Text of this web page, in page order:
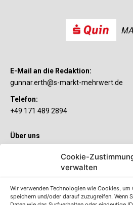
Cookie-
verwalten
Wir verwenden Technologien wie Cookies, um
speichern und/oder darauf zuzugreifen. Wenn
E-Mail an die Redaktion:
gunnar.erth@s-markt-mehrwert.de
Telefon:
+49 171 489 2894
Über uns
Sie wollen mehr als ein gewöhnliches
S-Quin Konto genau das Richtige für
etliche Inklusivleistungen. Im S-Quin
immer, was es Neues gibt.